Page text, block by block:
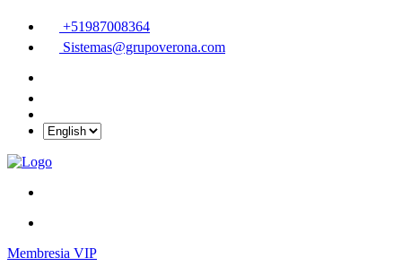
+51987008364
Sistemas@grupoverona.com
Membresia VIP